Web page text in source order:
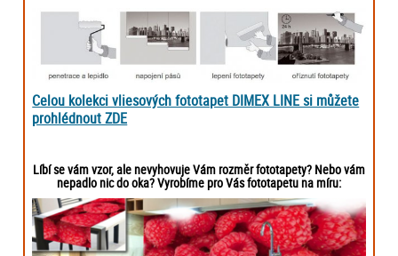
Celou kolekci vliesových fototapet DIMEX LINE si můžete
prohlédnout ZDE
Líbí se vám vzor, ale nevyhovuje Vám rozměr fototapety? Nebo vám
nepadlo nic do oka? Vyrobíme pro Vás fototapetu na míru: